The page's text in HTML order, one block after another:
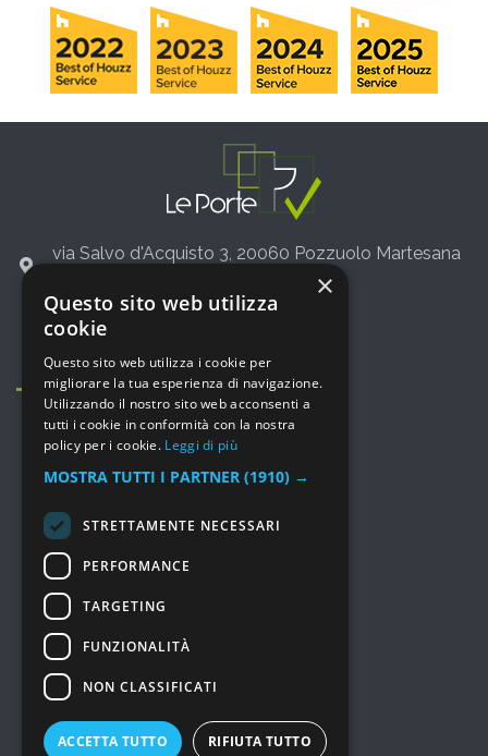
via Salvo d'Acquisto 3, 20060 Pozzuolo Martesana
+39 02 36542775
MENU
Marchi
News
×
Questo sito web utilizza
cookie
Questo sito web utilizza i cookie per
migliorare la tua esperienza di navigazione.
Utilizzando il nostro sito web acconsenti a
tutti i cookie in conformità con la nostra
policy per i cookie. Leggi di più
MOSTRA TUTTI I PARTNER (1910) →
STRETTAMENTE NECESSARI
PERFORMANCE
TARGETING
FUNZIONALITÀ
NON CLASSIFICATI
ACCETTA TUTTO RIFIUTA TUTTO